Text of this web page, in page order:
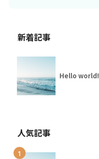
新着記事
Hello world!
人気記事
1